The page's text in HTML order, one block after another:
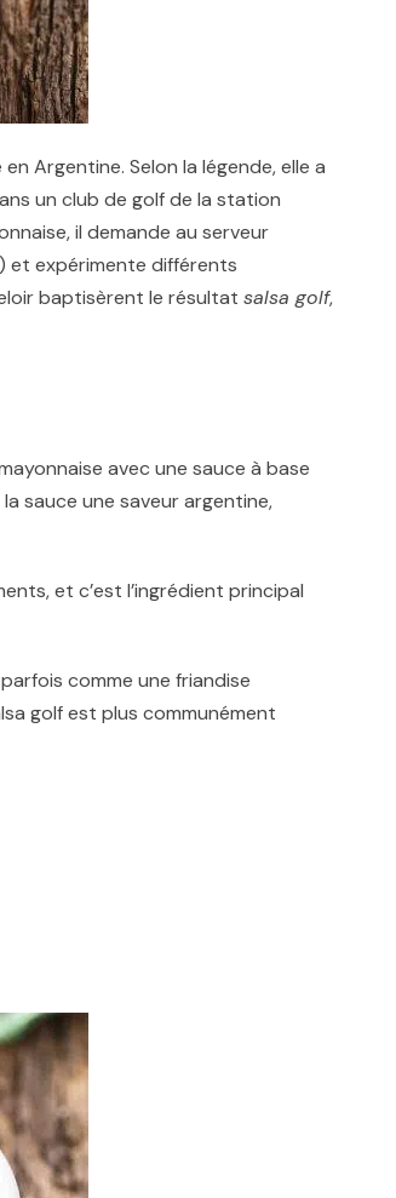
Argentine. Selon la légende, elle a
un club de golf de la station
il demande au serveur
et expérimente différents
baptisèrent le résultat salsa golf,
avec une sauce à base
sauce une saveur argentine,
et c’est l’ingrédient principal
comme une friandise
golfest plus communément